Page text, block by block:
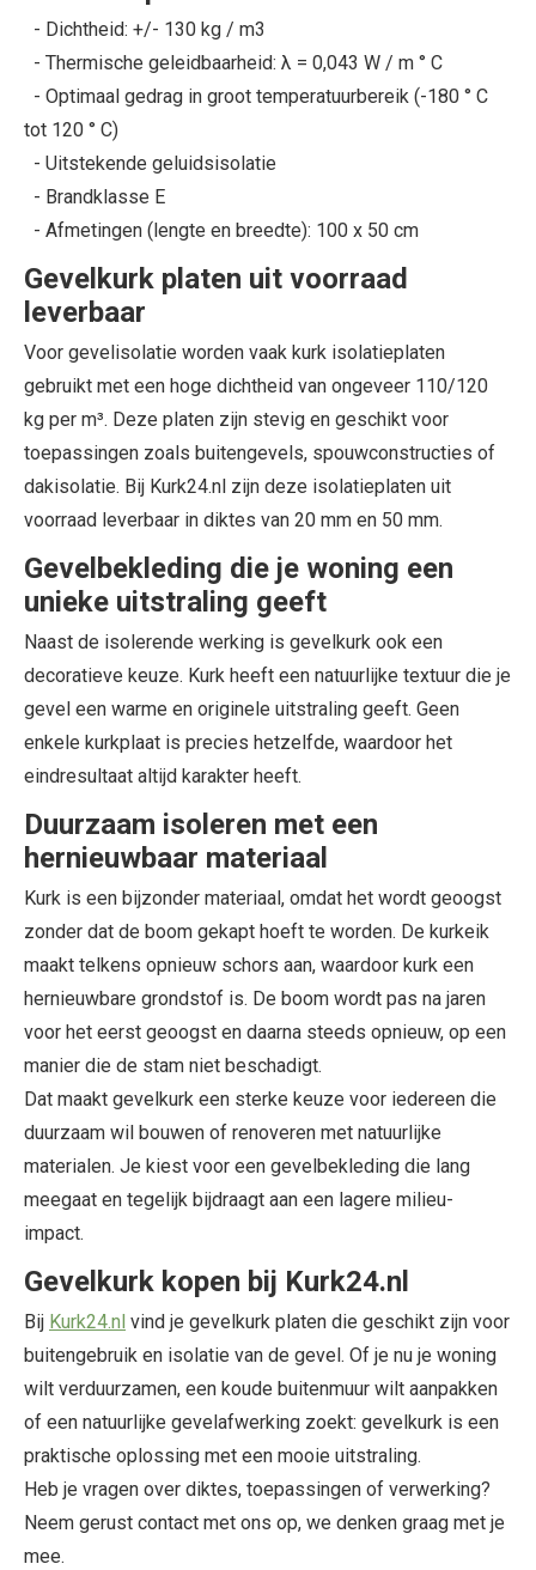
- Dichtheid: +/- 130 kg / m3
- Thermische geleidbaarheid: λ = 0,043 W / m ° C
- Optimaal gedrag in groot temperatuurbereik (-180 ° C
tot 120 ° C)
- Uitstekende geluidsisolatie
- Brandklasse E
- Afmetingen (lengte en breedte): 100 x 50 cm
Gevelkurk platen uit voorraad
leverbaar
Voor gevelisolatie worden vaak kurk isolatieplaten
gebruikt met een hoge dichtheid van ongeveer 110/120
kg per m³. Deze platen zijn stevig en geschikt voor
toepassingen zoals buitengevels, spouwconstructies of
dakisolatie. Bij Kurk24.nl zijn deze isolatieplaten uit
voorraad leverbaar in diktes van 20 mm en 50 mm.
Gevelbekleding die je woning een
unieke uitstraling geeft
Naast de isolerende werking is gevelkurk ook een
decoratieve keuze. Kurk heeft een natuurlijke textuur die je
gevel een warme en originele uitstraling geeft. Geen
enkele kurkplaat is precies hetzelfde, waardoor het
eindresultaat altijd karakter heeft.
Duurzaam isoleren met een
hernieuwbaar materiaal
Kurk is een bijzonder materiaal, omdat het wordt geoogst
zonder dat de boom gekapt hoeft te worden. De kurkeik
maakt telkens opnieuw schors aan, waardoor kurk een
hernieuwbare grondstof is. De boom wordt pas na jaren
voor het eerst geoogst en daarna steeds opnieuw, op een
manier die de stam niet beschadigt.
Dat maakt gevelkurk een sterke keuze voor iedereen die
duurzaam wil bouwen of renoveren met natuurlijke
materialen. Je kiest voor een gevelbekleding die lang
meegaat en tegelijk bijdraagt aan een lagere milieu-
impact.
Gevelkurk kopen bij Kurk24.nl
Bij Kurk24.nl vind je gevelkurk platen die geschikt zijn voor
buitengebruik en isolatie van de gevel. Of je nu je woning
wilt verduurzamen, een koude buitenmuur wilt aanpakken
of een natuurlijke gevelafwerking zoekt: gevelkurk is een
praktische oplossing met een mooie uitstraling.
Heb je vragen over diktes, toepassingen of verwerking?
Neem gerust contact met ons op, we denken graag met je
mee.